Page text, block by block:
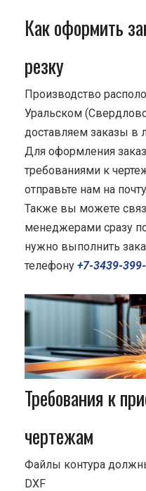
Как оформить
резку
Производство
Уральском
доставляем заказы в
Для оформления
требованиями к
отправьте нам на почту
Также вы можете
менеджерами сразу
нужно выполнить
телефону +7-3439-
Требования к
чертежам
Файлы контура
DXF